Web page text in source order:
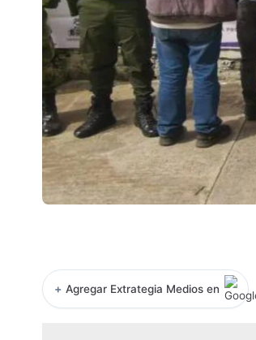
+ Agregar Extrategia Medios en